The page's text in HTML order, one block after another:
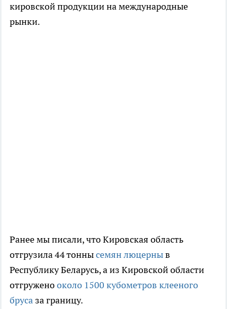
кировской продукции на международные
рынки.
Ранее мы писали, что Кировская область
отгрузила 44 тоннысемян люцерныв
Республику Беларусь, а из Кировской области
отгруженооколо 1500 кубометров клееного
бруса за границу.